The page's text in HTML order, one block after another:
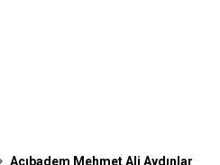
Acıbadem Mehmet Ali Aydınlar